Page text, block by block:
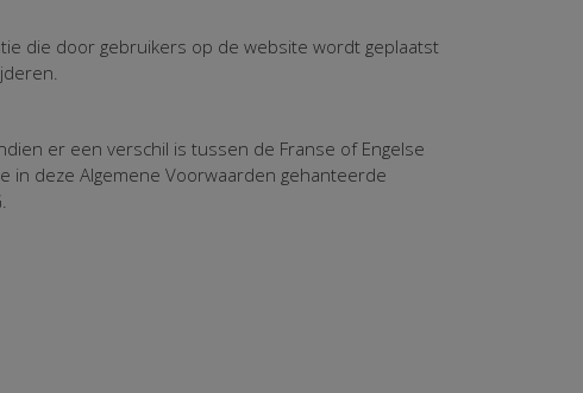
die door gebruikers op de website wordt geplaatst
er een verschil is tussen de Franse of Engelse
in deze Algemene Voorwaarden gehanteerde